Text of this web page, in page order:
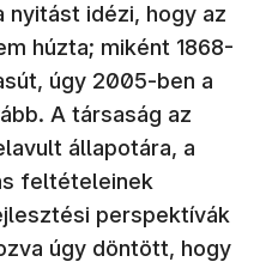
nyitást idézi, hogy az
húzta; miként 1868-
úgy 2005-ben a
A társaság az
állapotára, a
feltételeinek
perspektívák
úgy döntött, hogy